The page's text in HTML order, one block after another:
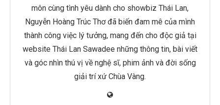
môn cùng tình yêu dành cho showbiz Thái Lan,
Nguyễn Hoàng Trúc Thơ đã biến đam mê của mình
thành công việc lý tưởng, mang đến cho độc giả tại
website Thái Lan Sawadee những thông tin, bài viết
và góc nhìn thú vị về nghệ sĩ, phim ảnh và đời sống
giải trí xứ Chùa Vàng.